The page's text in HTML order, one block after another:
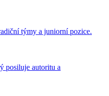
týmy a juniorní pozice.
posiluje autoritu a